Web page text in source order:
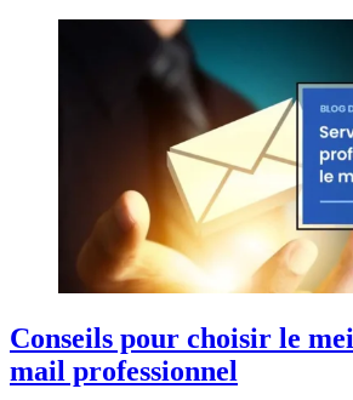
Conseils pour choisir le
mail professionnel